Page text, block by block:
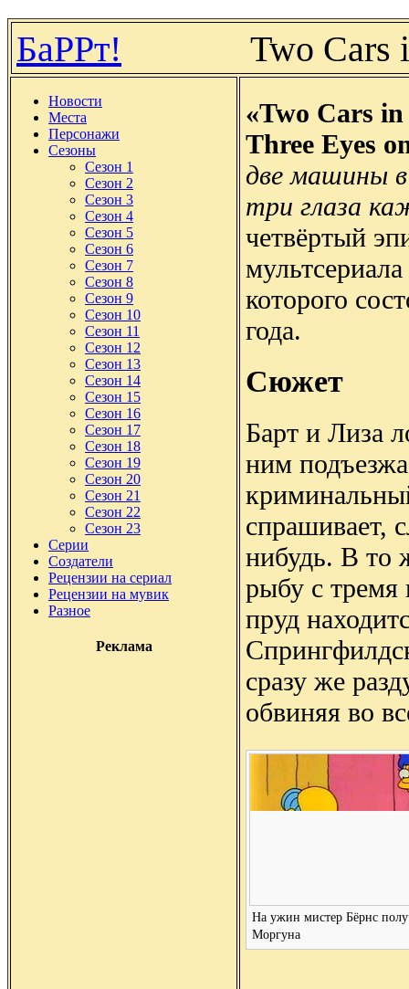
БаРРт! Two Cars
Новости
Места
Персонажи
Сезоны
Сезон 1
Сезон 2
Сезон 3
Сезон 4
Сезон 5
Сезон 6
Сезон 7
Сезон 8
Сезон 9
Сезон 10
Сезон 11
Сезон 12
Сезон 13
Сезон 14
Сезон 15
Сезон 16
Сезон 17
Сезон 18
Сезон 19
Сезон 20
Сезон 21
Сезон 22
Сезон 23
Серии
Создатели
Рецензии на сериал
Рецензии на мувик
Разное
Реклама
«Two Cars
Three Eyes
две машины
три глаза
четвёртый
которого
года.
Сюжет
Барт и Лиза
ним
спрашивает,
нибудь. В то
рыбу с тремя
пруд
сразу же
обвиняя во
На ужин мистер Бёрнс
Моргуна